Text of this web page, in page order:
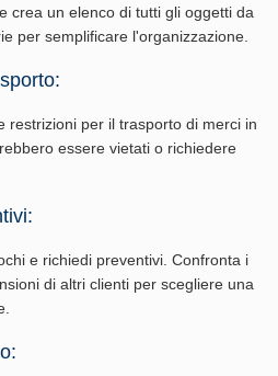
crea un elenco di tutti gli oggetti da
per semplificare l'organizzazione.
restrizioni per il trasporto di merci in
essere vietati o richiedere
e richiedi preventivi. Confronta i
di altri clienti per scegliere una